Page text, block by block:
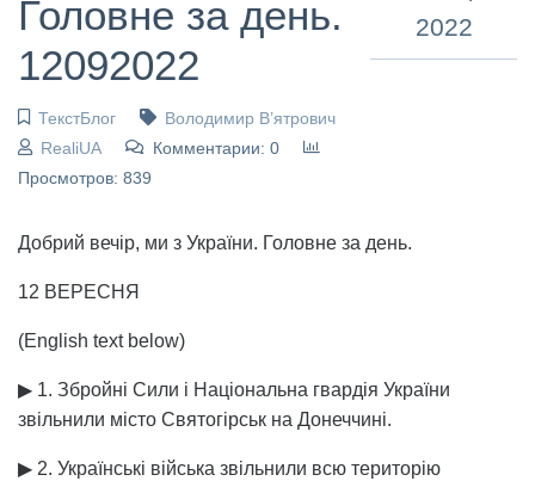
Головне за день.
12092022
ТекстБлог
Володимир В’ятрович
RealiUA
Комментарии: 0
Просмотров: 839
2022
Добрий вечір, ми з України. Головне за день.
12 ВЕРЕСНЯ
(English text below)
▶ 1. Збройні Сили і Національна гвардія України
звільнили місто Святогірськ на Донеччині.
▶ 2. Українські війська звільнили всю територію